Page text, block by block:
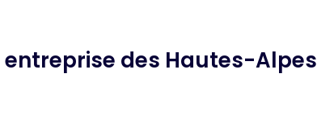
entreprise des Hautes-Alpes